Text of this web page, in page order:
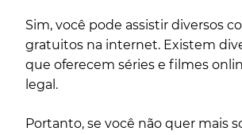
Sim, você pode assistir diversos
gratuitos na internet. Existem
que oferecem séries e filmes
legal.
Portanto, se você não quer mais